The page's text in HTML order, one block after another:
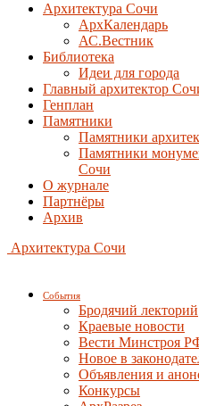
Архитектура Сочи
АрхКалендарь
АС.Вестник
Библиотека
Идеи для города
Главный архитектор
Генплан
Памятники
Памятники
Памятники
Сочи
О журнале
Партнёры
Архив
Архитектура Сочи
События
Бродячий лекторий
Краевые новости
Вести Минстроя
Новое в
Объявления и
Конкурсы